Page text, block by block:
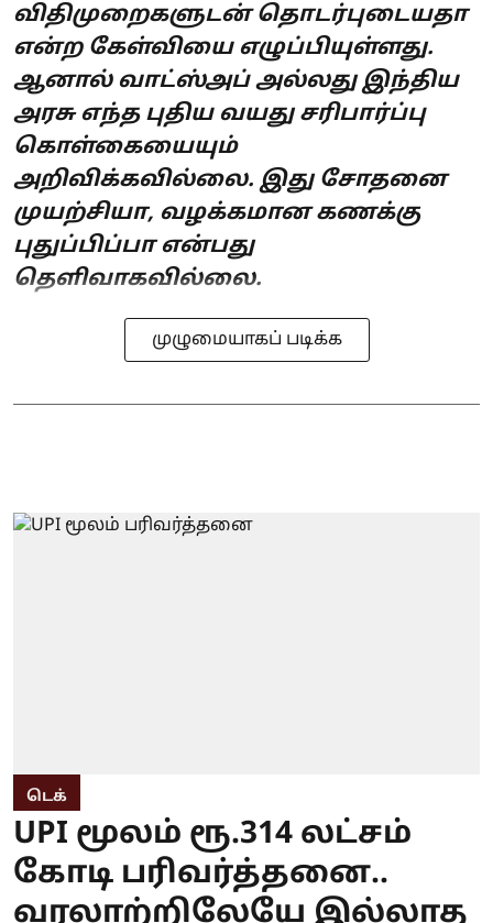
விதிமுறைகளுடன் தொடர்புடையதா
என்ற கேள்வியை எழுப்பியுள்ளது.
ஆனால் வாட்ஸ்அப் அல்லது இந்திய
அரசு எந்த புதிய வயது சரிபார்ப்பு
கொள்கையையும்
அறிவிக்கவில்லை. இது சோதனை
முயற்சியா, வழக்கமான கணக்கு
புதுப்பிப்பா என்பது
தெளிவாகவில்லை.
முழுமையாகப் படிக்க
டெக்
UPI மூலம் ரூ.314 லட்சம்
கோடி பரிவர்த்தனை..
வரலாற்றிலேயே இல்லாத